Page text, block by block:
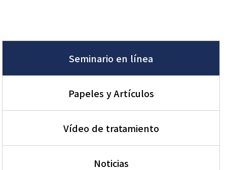
Seminario en línea
Papeles y Artículos
Vídeo de tratamiento
Noticias